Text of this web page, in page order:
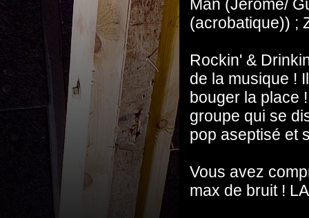
Man (Jérôme/
(acrobatique)) ;
Rockin' &
de la musique !
bouger la place
groupe qui se
pop aseptisé et
Vous avez
max de bruit !